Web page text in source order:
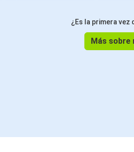
¿Es la primera
Más sobre